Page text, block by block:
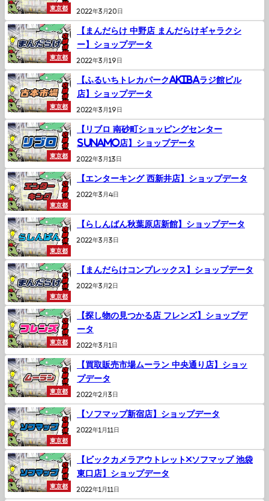
東京都
2022年3月20日
東京都
【まんだらけ 中野店 まんだらけギャラクシ
ー】ショップデータ
2022年3月19日
東京都
【ふるいちトレカパークAKIBAラジ館ビル
店】ショップデータ
2022年3月19日
東京都
【リブロ 南砂町ショッピングセンター
SUNAMO店】ショップデータ
2022年3月13日
東京都
【エンターキング 西新井店】ショップデータ
2022年3月4日
東京都
【らしんばん秋葉原店新館】ショップデータ
2022年3月3日
東京都
【まんだらけコンプレックス】ショップデータ
2022年3月2日
東京都
【探し物の見つかる店 フレンズ】ショップデ
ータ
2022年3月1日
東京都
【買取販売市場ムーラン 中央通り店】ショッ
プデータ
2022年2月3日
東京都
【ソフマップ新宿店】ショップデータ
2022年1月11日
東京都
【ビックカメラアウトレット×ソフマップ 池袋
東口店】ショップデータ
2022年1月11日